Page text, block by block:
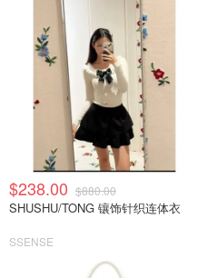
$238.00 $880.00
SHUSHU/TONG 镶饰针织连体衣
SSENSE